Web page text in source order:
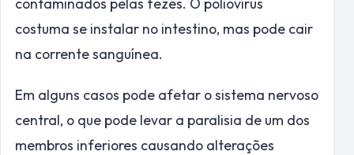
costuma se instalar no intestino, mas pode cair
na corrente sanguínea.
Em alguns casos pode afetar o sistema nervoso
central, o que pode levar a paralisia de um dos
membros inferiores causando alterações